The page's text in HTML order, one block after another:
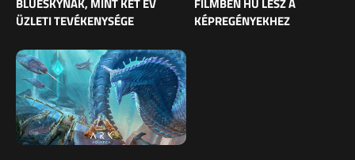
ÜZLETI TEVÉKENYSÉGE
KÉPREGÉNYEKHEZ